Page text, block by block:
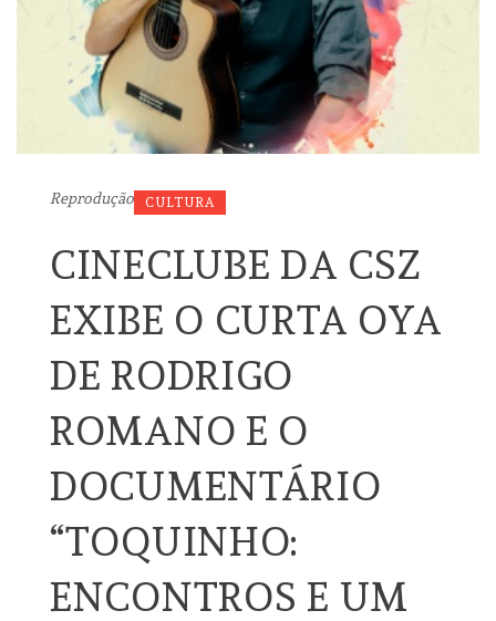
Reprodução CULTURA
CINECLUBE DA CSZ
EXIBE O CURTA OYA
DE RODRIGO
ROMANO E O
DOCUMENTÁRIO
“TOQUINHO:
ENCONTROS E UM